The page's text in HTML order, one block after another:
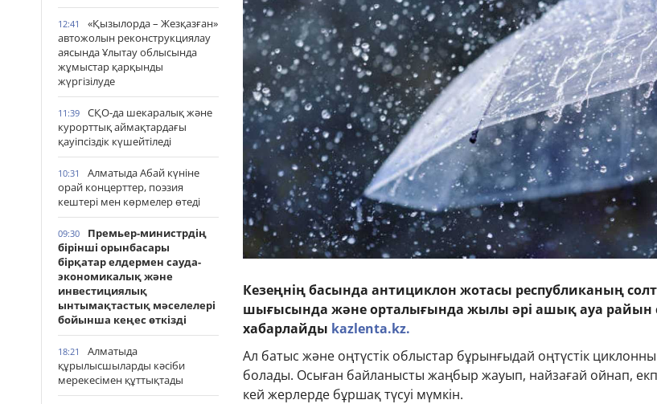
12:41
«Қызылорда – Жезқазған»
автожолын реконструкциялау
аясында Ұлытау облысында
жұмыстар қарқынды
жүргізілуде
11:39
СҚО-да шекаралық және
курорттық аймақтардағы
қауіпсіздік күшейтіледі
10:31
Алматыда Абай күніне
орай концерттер, поэзия
кештері мен көрмелер өтеді
09:30
Премьер-министрдің
бірінші орынбасары
бірқатар елдермен сауда-
экономикалық және
инвестициялық
ынтымақтастық мәселелері
бойынша кеңес өткізді
18:21
Алматыда
құрылысшыларды кәсіби
мерекесімен құттықтады
Кезеңнің басында антициклон жотасы республиканың
шығысында және орталығында жылы әрі ашық ауа райын
хабарлайды kazlenta.kz.
Ал батыс және оңтүстік облыстар бұрынғыдай оңтүстік
болады. Осыған байланысты жаңбыр жауып, найзағай ойнап,
кей жерлерде бұршақ түсуі мүмкін.